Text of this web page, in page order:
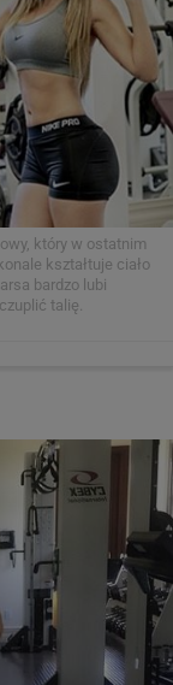
który w ostatnim
kształtuje ciało
bardzo lubi
talię.